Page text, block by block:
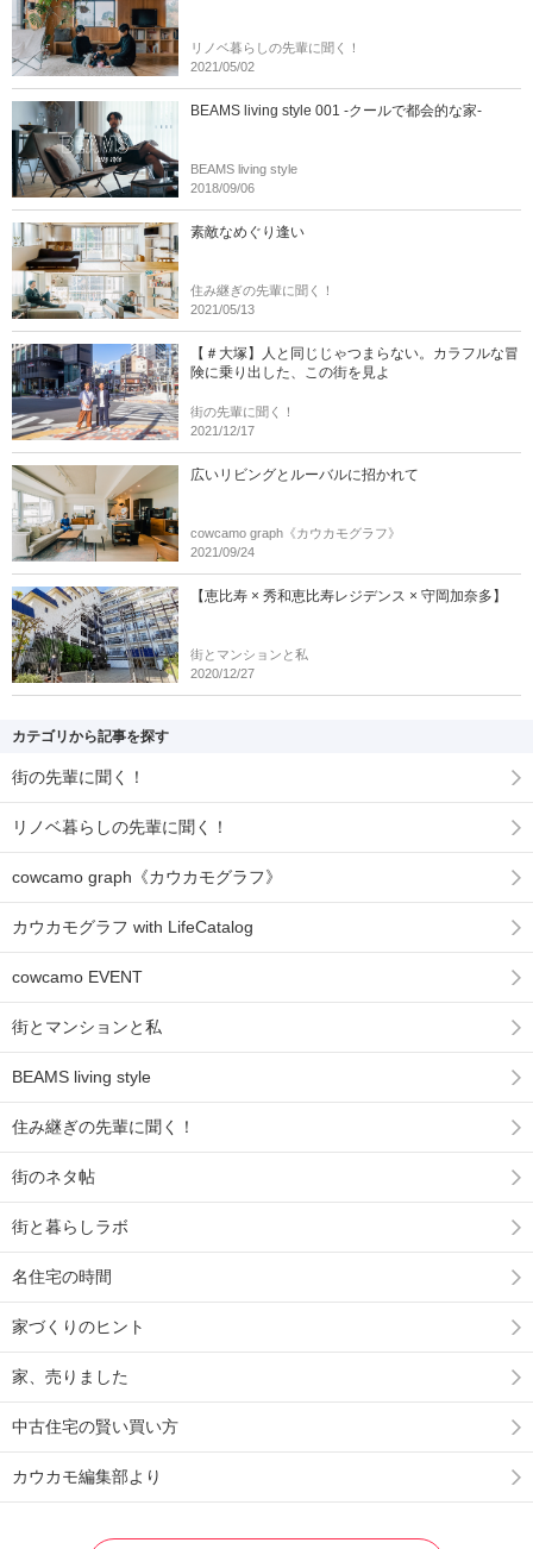
リノベ暮らしの先輩に聞く！
2021/05/02
BEAMS living style 001 -クールで都会的な家-
BEAMS living style
2018/09/06
素敵なめぐり逢い
住み継ぎの先輩に聞く！
2021/05/13
【＃大塚】人と同じじゃつまらない。カラフルな冒
険に乗り出した、この街を見よ
街の先輩に聞く！
2021/12/17
広いリビングとルーバルに招かれて
cowcamo graph《カウカモグラフ》
2021/09/24
【恵比寿 × 秀和恵比寿レジデンス × 守岡加奈多】
街とマンションと私
2020/12/27
カテゴリから記事を探す
街の先輩に聞く！
リノベ暮らしの先輩に聞く！
cowcamo graph《カウカモグラフ》
カウカモグラフ with LifeCatalog
cowcamo EVENT
街とマンションと私
BEAMS living style
住み継ぎの先輩に聞く！
街のネタ帖
街と暮らしラボ
名住宅の時間
家づくりのヒント
家、売りました
中古住宅の賢い買い方
カウカモ編集部より